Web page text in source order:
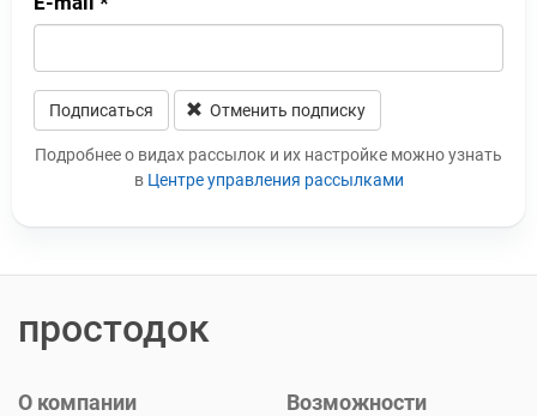
Подписаться Отменить подписку
Leave this field blank
Подробнее о видах рассылок и их настройке можно узнать
в Центре управления рассылками
простодок
О компании
Возможности